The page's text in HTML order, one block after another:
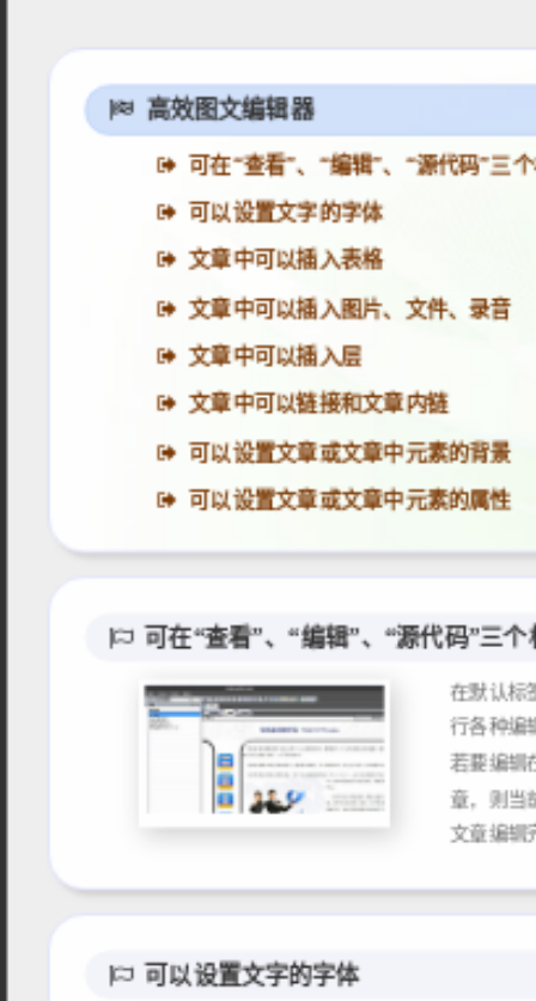
高效图文编辑器
可在“查看”、“编辑”、“源代码”三
可以设置文字的字体
文章中可以插入表格
文章中可以插入图片、文件、录音
文章中可以插入层
文章中可以链接和文章内链
可以设置文章或文章中元素的背景
可以设置文章或文章中元素的属性
可在“查看”、“编辑”、“源代码”三
在默认标
行各种编
若要编辑
章，则当
可以设置文字的字体